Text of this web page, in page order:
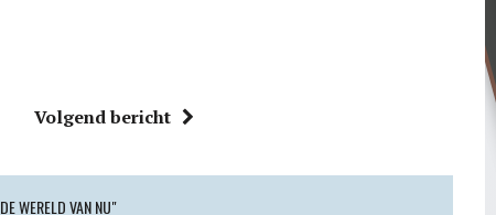
Volgend bericht
WERELD VAN NU"